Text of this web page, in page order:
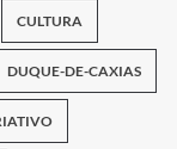
CULTURA
DUQUE-DE-CAXIAS